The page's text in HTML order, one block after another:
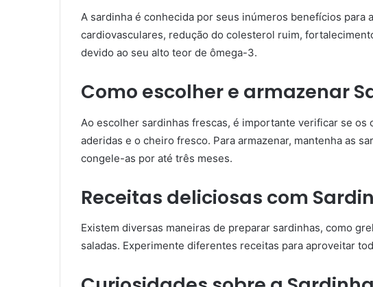
A sardinha é conhecida por seus inúmeros benefícios para
cardiovasculares, redução do colesterol ruim,
devido ao seu alto teor de ômega-3.
Como escolher e armazenar
Ao escolher sardinhas frescas, é importante verificar se os
aderidas e o cheiro fresco. Para armazenar, mantenha as
congele-as por até três meses.
Receitas deliciosas com
Existem diversas maneiras de preparar sardinhas, como
saladas. Experimente diferentes receitas para aproveitar